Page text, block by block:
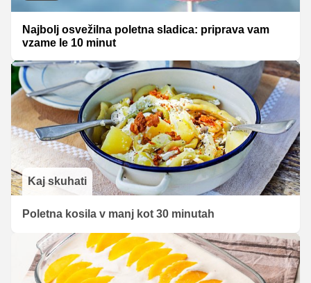
Najbolj osvežilna poletna sladica: priprava vam
vzame le 10 minut
Kaj skuhati
Poletna kosila v manj kot 30 minutah